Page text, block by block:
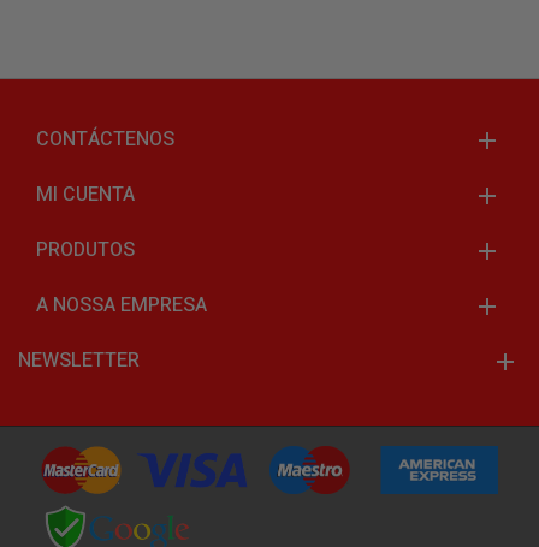
CONTÁCTENOS
MI CUENTA
PRODUTOS
A NOSSA EMPRESA
NEWSLETTER